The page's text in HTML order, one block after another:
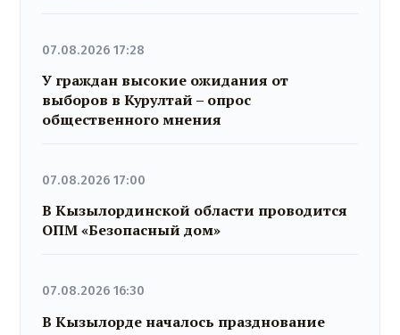
07.08.2026 17:28
У граждан высокие ожидания от
выборов в Курултай – опрос
общественного мнения
07.08.2026 17:00
В Кызылординской области проводится
ОПМ «Безопасный дом»
07.08.2026 16:30
В Кызылорде началось празднование